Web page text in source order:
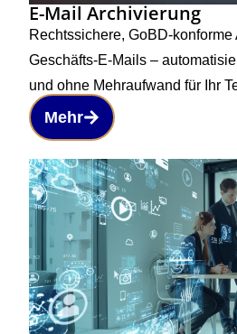
E-Mail Archivierung
Rechtssichere, GoBD-
Geschäfts-E-Mails –
und ohne Mehraufwand für Ihr
Mehr